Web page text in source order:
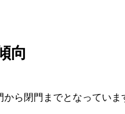
向
ら閉門までとなってい